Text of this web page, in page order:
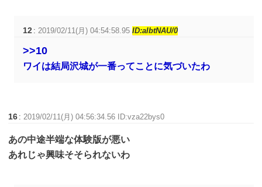
12 : 2019/02/11(月) 04:54:58.95ID:aIbtNAU/0
>>10
ワイは結局沢城が一番ってことに気づいたわ
16 : 2019/02/11(月) 04:56:34.56 ID:vza22bys0
あの中途半端な体験版が悪い
あれじゃ興味そそられないわ